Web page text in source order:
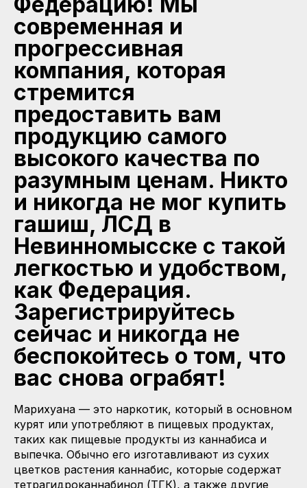
современная и
прогрессивная
компания, которая
стремится
предоставить вам
продукцию самого
высокого качества по
разумным ценам. Никто
и никогда не мог купить
гашиш, ЛСД в
Невинномысске с такой
легкостью и удобством,
как Федерация.
Зарегистрируйтесь
сейчас и никогда не
беспокойтесь о том, что
вас снова ограбят!
Марихуана — это наркотик, который в основном
курят или употребляют в пищевых продуктах,
таких как пищевые продукты из каннабиса и
выпечка. Обычно его изготавливают из сухих
цветков растения каннабис, которые содержат
тетрагидроканнабинол (ТГК), а также другие